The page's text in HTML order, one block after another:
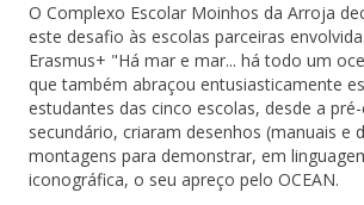
O Complexo Escolar Moinhos da Arroja
este desafio às escolas parceiras
Erasmus+ "Há mar e mar... há todo um
que também abraçou entusiasticamente
estudantes das cinco escolas, desde a
secundário, criaram desenhos (manuais e
montagens para demonstrar, em
iconográfica, o seu apreço pelo OCEAN.